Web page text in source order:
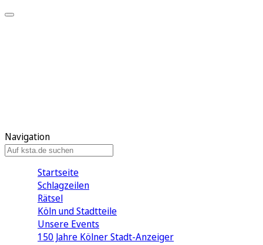
Navigation
Startseite
Schlagzeilen
Rätsel
Köln und Stadtteile
Unsere Events
150 Jahre Kölner Stadt-Anzeiger